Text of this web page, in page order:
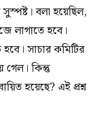
বলা হয়েছিল,
লাগাতে হবে।
সাচার কমিটির
গেল। কিন্তু
হয়েছে? এই প্রশ্ন